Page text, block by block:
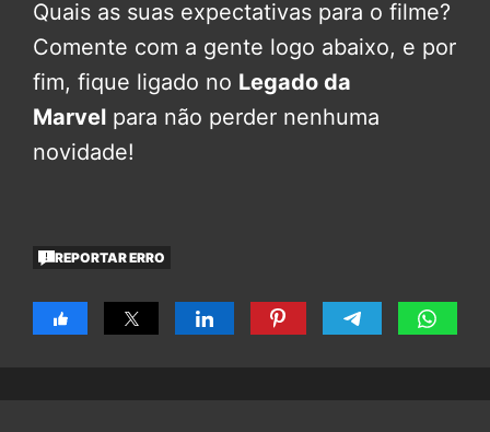
Quais as suas expectativas para o filme?
Comente com a gente logo abaixo, e por
fim, fique ligado no Legado da
Marvel para não perder nenhuma
novidade!
REPORTAR ERRO